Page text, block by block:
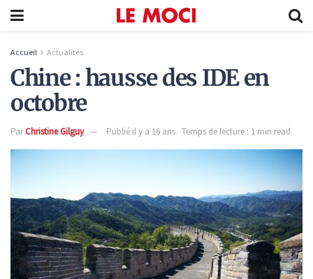
Accueil Actualités
Chine : hausse des IDE en
octobre
ParChristine Gilguy Publié il y a 16 ans Temps de lecture : 1 min read